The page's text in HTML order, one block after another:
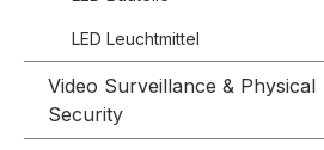
LED Leuchtmittel
Video Surveillance & Physical
Security